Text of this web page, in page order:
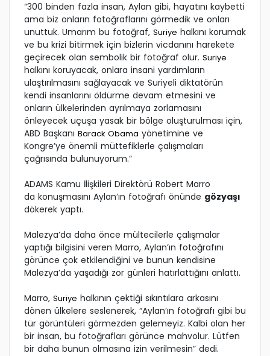
“300 binden fazla insan, Aylan gibi, hayatını kaybetti
ama biz onların fotoğraflarını görmedik ve onları
unuttuk. Umarım bu fotoğraf, Suriye halkını korumak
ve bu krizi bitirmek için bizlerin vicdanını harekete
geçirecek olan sembolik bir fotoğraf olur. Suriye
halkını koruyacak, onlara insani yardımların
ulaştırılmasını sağlayacak ve Suriyeli diktatörün
kendi insanlarını öldürme devam etmesini ve
onların ülkelerinden ayrılmaya zorlamasını
önleyecek uçuşa yasak bir bölge oluşturulması için,
ABD Başkanı Barack Obama yönetimine ve
Kongre’ye önemli müttefiklerle çalışmaları
çağrısında bulunuyorum.”
ADAMS Kamu İlişkileri Direktörü Robert Marro
da konuşmasını Aylan’ın fotoğrafı önünde gözyaşı
dökerek yaptı.
Malezya’da daha önce mültecilerle çalışmalar
yaptığı bilgisini veren Marro, Aylan’ın fotoğrafını
görünce çok etkilendiğini ve bunun kendisine
Malezya’da yaşadığı zor günleri hatırlattığını anlattı.
Marro, Suriye halkının çektiği sıkıntılara arkasını
dönen ülkelere seslenerek, “Aylan’ın fotoğrafı gibi bu
tür görüntüleri görmezden gelemeyiz. Kalbi olan her
bir insan, bu fotoğrafları görünce mahvolur. Lütfen
bir daha bunun olmasına izin verilmesin” dedi.